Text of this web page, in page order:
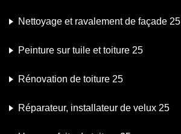
Nettoyage et ravalement de façade 25
Peinture sur tuile et toiture 25
Rénovation de toiture 25
Réparateur, installateur de velux 25